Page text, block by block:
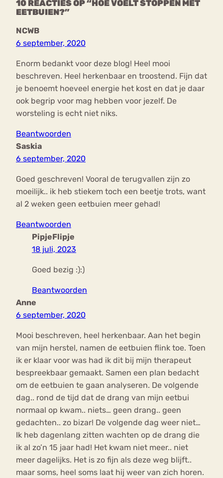
10 REACTIES OP “HOE VOELT STOPPEN MET
EETBUIEN?”
NCWB
6 september, 2020
Enorm bedankt voor deze blog! Heel mooi
beschreven. Heel herkenbaar en troostend. Fijn dat
je benoemt hoeveel energie het kost en dat je daar
ook begrip voor mag hebben voor jezelf. De
worsteling is echt niet niks.
Beantwoorden
Saskia
6 september, 2020
Goed geschreven! Vooral de terugvallen zijn zo
moeilijk.. ik heb stiekem toch een beetje trots, want
al 2 weken geen eetbuien meer gehad!
Beantwoorden
PipjeFlipje
18 juli, 2023
Goed bezig :):)
Beantwoorden
Anne
6 september, 2020
Mooi beschreven, heel herkenbaar. Aan het begin
van mijn herstel, namen de eetbuien flink toe. Toen
ik er klaar voor was had ik dit bij mijn therapeut
bespreekbaar gemaakt. Samen een plan bedacht
om de eetbuien te gaan analyseren. De volgende
dag.. rond de tijd dat de drang van mijn eetbui
normaal op kwam.. niets… geen drang.. geen
gedachten.. zo bizar! De volgende dag weer niet…
Ik heb dagenlang zitten wachten op de drang die
ik al zo’n 15 jaar had! Het kwam niet meer.. niet
meer dagelijks. Het is zo fijn als deze weg blijft..
maar soms, heel soms laat hij weer van zich horen.